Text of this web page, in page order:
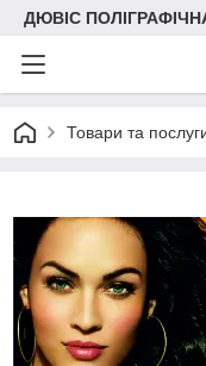
ДЮВІС
Товари та